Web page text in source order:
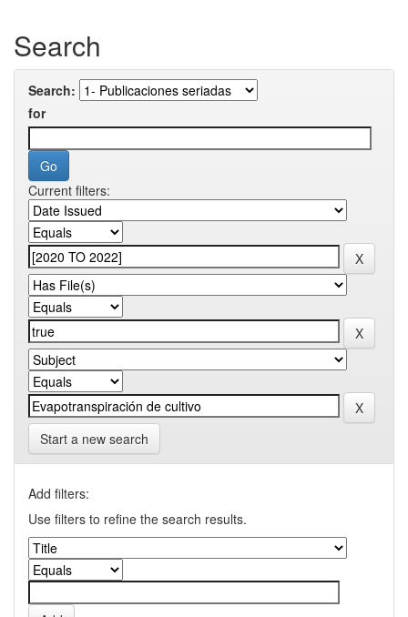
Search
Search:
for
Current filters:
Start a new search
Add filters:
Use filters to refine the search results.